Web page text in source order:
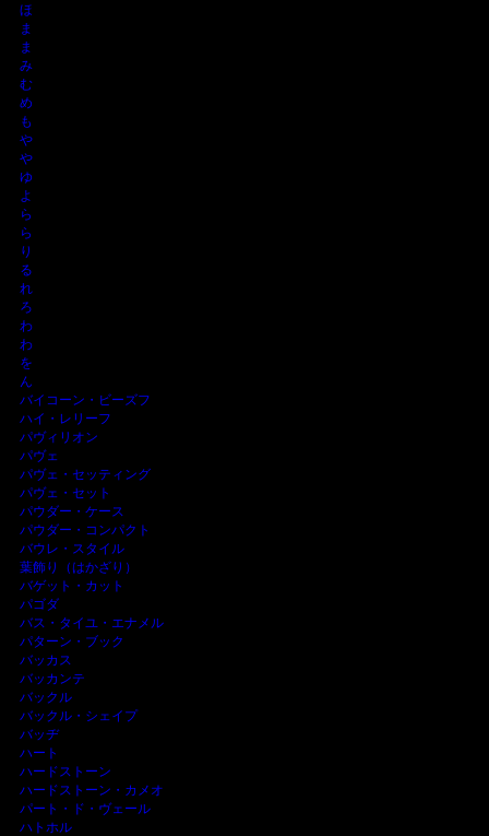
ほ
ま
ま
み
む
め
も
や
や
ゆ
よ
ら
ら
り
る
れ
ろ
わ
わ
を
ん
バイコーン・ビーズフ
ハイ・レリーフ
パヴィリオン
パヴェ
パヴェ・セッティング
パヴェ・セット
パウダー・ケース
パウダー・コンパクト
バウレ・スタイル
葉飾り（はかざり）
バゲット・カット
パゴダ
バス・タイユ・エナメル
パターン・ブック
バッカス
バッカンテ
バックル
バックル・シェイプ
バッヂ
ハート
ハードストーン
ハードストーン・カメオ
パート・ド・ヴェール
ハトホル